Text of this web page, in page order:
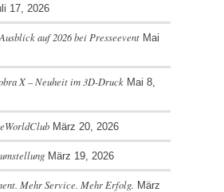
17, 2026
auf 2026 bei Presseevent Mai
X – Neuheit im 3D-Druck Mai 8,
März 20, 2026
März 19, 2026
Mehr Service. Mehr Erfolg. März